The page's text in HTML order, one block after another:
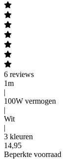
6 reviews
1m
|
100W vermogen
|
Wit
|
3 kleuren
14,95
Beperkte voorraad